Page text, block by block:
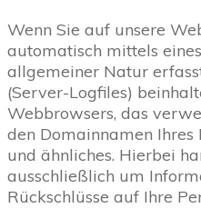
Wenn Sie auf unsere
automatisch mittels
allgemeiner Natur
(Server-Logfiles)
Webbrowsers, das
den Domainnamen
und ähnliches. Hierbei
ausschließlich um
Rückschlüsse auf Ihre